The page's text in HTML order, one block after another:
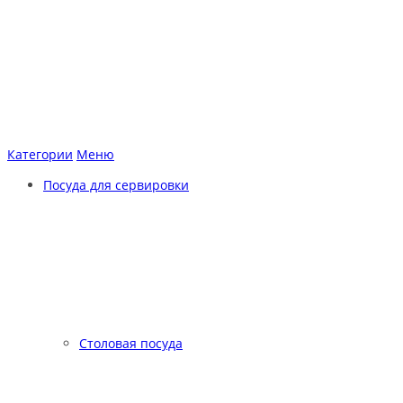
Категории Меню
Посуда для сервировки
Столовая посуда